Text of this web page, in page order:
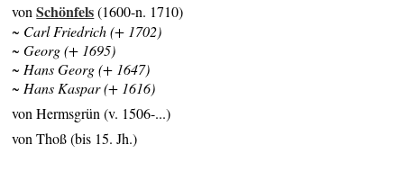
vonSchönfels(1600-n. 1710)
~ Carl Friedrich (+ 1702)
~ Georg (+ 1695)
~ Hans Georg (+ 1647)
~ Hans Kaspar (+ 1616)
von Hermsgrün (v. 1506-...)
von Thoß (bis 15. Jh.)